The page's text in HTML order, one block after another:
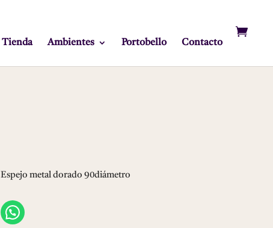
Tienda Ambientes Portobello Contacto
Espejo metal dorado 90diámetro